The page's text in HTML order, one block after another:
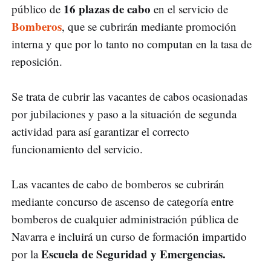
público de 16 plazas de cabo en el servicio de
Bomberos, que se cubrirán mediante promoción
interna y que por lo tanto no computan en la tasa de
reposición.
Se trata de cubrir las vacantes de cabos ocasionadas
por jubilaciones y paso a la situación de segunda
actividad para así garantizar el correcto
funcionamiento del servicio.
Las vacantes de cabo de bomberos se cubrirán
mediante concurso de ascenso de categoría entre
bomberos de cualquier administración pública de
Navarra e incluirá un curso de formación impartido
por laEscuela de Seguridad y Emergencias.